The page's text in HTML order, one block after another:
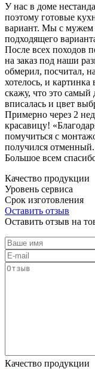
У нас в доме
поэтому готовые
вариант. Мы с мужем
подходящего
После всех походов
на заказ под наши
обмерил, посчитал,
хотелось, и
скажу, что это
вписалась и цвет
Примерно через 2
красавицу!
помучиться с
получился отменный.
Большое всем
Качество продукции
Уровень сервиса
Срок изготовления
Оставить отзыв
Оставить отзыв на
Качество продукции